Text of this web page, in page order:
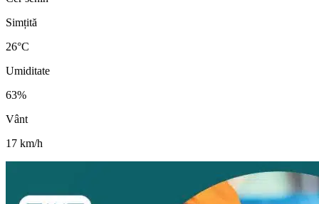
Simțită
26°C
Umiditate
63%
Vânt
17 km/h